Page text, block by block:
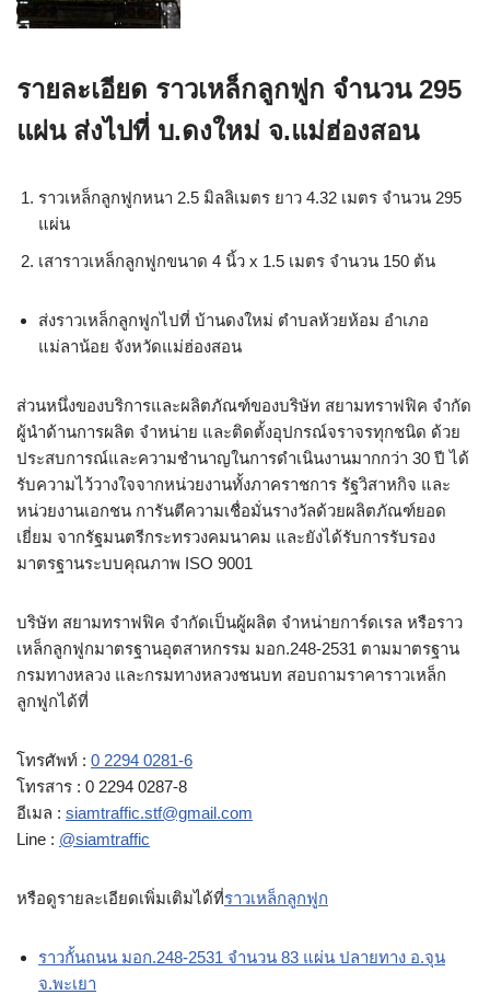
รายละเอียด ราวเหล็กลูกฟูก จำนวน 295
แผ่น ส่งไปที่ บ.ดงใหม่ จ.แม่ฮ่องสอน
ราวเหล็กลูกฟูกหนา 2.5 มิลลิเมตร ยาว 4.32 เมตร จำนวน 295
แผ่น
เสาราวเหล็กลูกฟูกขนาด 4 นิ้ว x 1.5 เมตร จำนวน 150 ต้น
ส่งราวเหล็กลูกฟูกไปที่ บ้านดงใหม่ ตำบลห้วยห้อม อำเภอ
แม่ลาน้อย จังหวัดแม่ฮ่องสอน
ส่วนหนึ่งของบริการและผลิตภัณฑ์ของบริษัท สยามทราฟฟิค จำกัด
ผู้นำด้านการผลิต จำหน่าย และติดตั้งอุปกรณ์จราจรทุกชนิด ด้วย
ประสบการณ์และความชำนาญในการดำเนินงานมากกว่า 30 ปี ได้
รับความไว้วางใจจากหน่วยงานทั้งภาคราชการ รัฐวิสาหกิจ และ
หน่วยงานเอกชน การันตีความเชื่อมั่นรางวัลด้วยผลิตภัณฑ์ยอด
เยี่ยม จากรัฐมนตรีกระทรวงคมนาคม และยังได้รับการรับรอง
มาตรฐานระบบคุณภาพ ISO 9001
บริษัท สยามทราฟฟิค จำกัดเป็นผู้ผลิต จำหน่ายการ์ดเรล หรือราว
เหล็กลูกฟูกมาตรฐานอุตสาหกรรม มอก.248-2531 ตามมาตรฐาน
กรมทางหลวง และกรมทางหลวงชนบท สอบถามราคาราวเหล็ก
ลูกฟูกได้ที่
โทรศัพท์ : 0 2294 0281-6
โทรสาร : 0 2294 0287-8
อีเมล : siamtraffic.stf@gmail.com
Line : @siamtraffic
หรือดูรายละเอียดเพิ่มเติมได้ที่ราวเหล็กลูกฟูก
ราวกั้นถนน มอก.248-2531 จำนวน 83 แผ่น ปลายทาง อ.จุน
จ.พะเยา